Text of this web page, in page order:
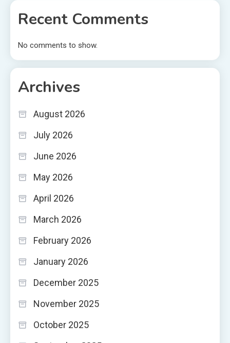
Recent Comments
No comments to show.
Archives
August 2026
July 2026
June 2026
May 2026
April 2026
March 2026
February 2026
January 2026
December 2025
November 2025
October 2025